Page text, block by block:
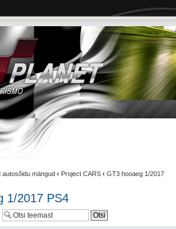
autosõidu mängud ‹ Project CARS ‹ GT3 hooaeg 1/2017
1/2017 PS4